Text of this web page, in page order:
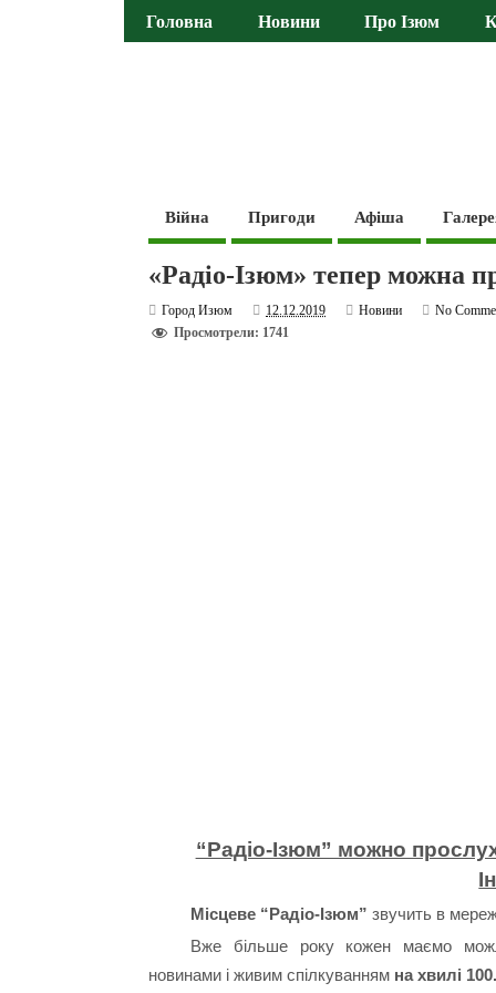
Головна Новини Про Ізюм
Війна Пригоди Афіша
«Радіо-Ізюм» тепер можна
Город Изюм 12.12.2019 Новини
No
Просмотрели: 1741
“Радіо-Ізюм” можно
Місцеве “Радіо-Ізюм” звучить в
Вже більше року кожен маємо
новинами і живим спілкуванням на хвилі